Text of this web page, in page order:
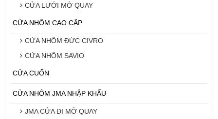
CỬA LƯỚI MỞ QUAY
CỬA NHÔM CAO CẤP
CỬA NHÔM ĐỨC CIVRO
CỬA NHÔM SAVIO
CỬA CUỐN
CỬA NHÔM JMA NHẬP KHẨU
JMA CỬA ĐI MỞ QUAY